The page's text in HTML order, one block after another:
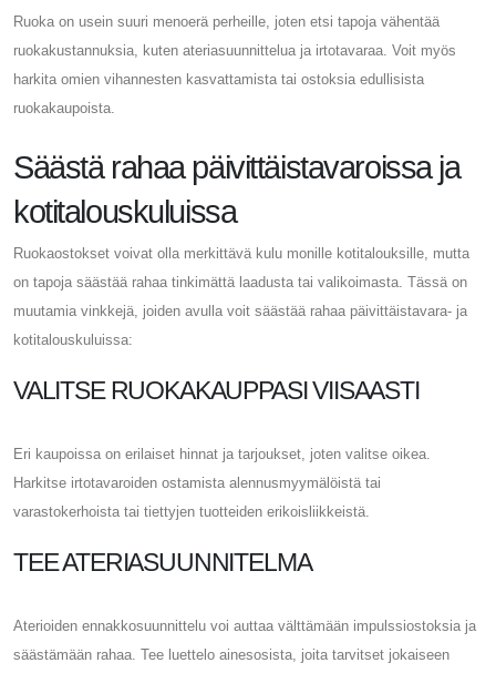
Ruoka on usein suuri menoerä perheille, joten etsi tapoja vähentää
ruokakustannuksia, kuten ateriasuunnittelua ja irtotavaraa. Voit myös
harkita omien vihannesten kasvattamista tai ostoksia edullisista
ruokakaupoista.
Säästä rahaa päivittäistavaroissa ja
kotitalouskuluissa
Ruokaostokset voivat olla merkittävä kulu monille kotitalouksille, mutta
on tapoja säästää rahaa tinkimättä laadusta tai valikoimasta. Tässä on
muutamia vinkkejä, joiden avulla voit säästää rahaa päivittäistavara- ja
kotitalouskuluissa:
VALITSE RUOKAKAUPPASI VIISAASTI
Eri kaupoissa on erilaiset hinnat ja tarjoukset, joten valitse oikea.
Harkitse irtotavaroiden ostamista alennusmyymälöistä tai
varastokerhoista tai tiettyjen tuotteiden erikoisliikkeistä.
TEE ATERIASUUNNITELMA
Aterioiden ennakkosuunnittelu voi auttaa välttämään impulssiostoksia ja
säästämään rahaa. Tee luettelo ainesosista, joita tarvitset jokaiseen